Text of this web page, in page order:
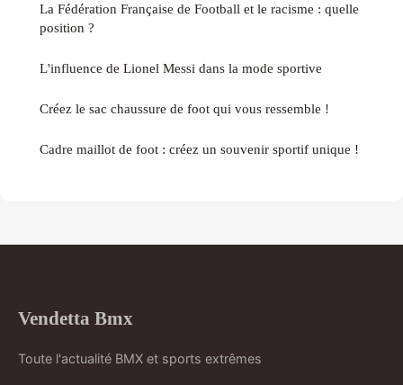
La Fédération Française de Football et le racisme : quelle
position ?
L'influence de Lionel Messi dans la mode sportive
Créez le sac chaussure de foot qui vous ressemble !
Cadre maillot de foot : créez un souvenir sportif unique !
Vendetta Bmx
Toute l'actualité BMX et sports extrêmes